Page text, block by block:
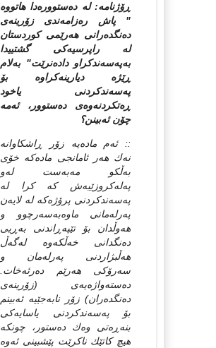
ڕۆژنامه: له‌ ده‌ستووره‌دا هاتووه‌
" پاش ره‌زامه‌ندی‌ زۆرینه‌ی‌
ده‌نگده‌رانی‌ هه‌رێمی‌ كوردستان
له‌ راپرسیه‌كی‌ گشتییدا
به‌په‌سه‌ندكراو داده‌نرێت" به‌لام
ڕێژه‌ دیارینه‌کراوه‌ بۆ
په‌سه‌ندکردنی یاخود
ڕه‌تکردنه‌وه‌ی ده‌ستوور، ئه‌مه‌
چۆن ئه‌بینن؟‌
:: ئه‌م ماده‌یه‌ زۆر ڕاشكاوانه‌
نه‌ك هه‌ر ئامانجی ماده‌كه‌ خۆی
به‌ڵكو مه‌به‌ست له‌و
په‌له‌كروزێیه‌ش كه‌ كرا له‌
په‌سه‌ندكردنی پرۆژه‌كه‌ له‌ لایه‌ن
په‌رله‌مانی ماوه‌به‌سه‌رچوو و
هه‌وڵدان بۆ تێپه‌ڕاندنی به‌ڕیی
ده‌نگدانی خه‌ڵكه‌وه‌ له‌گه‌ڵ
هه‌ڵبژاردنی په‌رله‌مان و
سه‌رۆكی هه‌رێم ده‌رئه‌خات.
ده‌سته‌واژه‌یه‌ی (زۆرینه‌ی‌
ده‌نگده‌ران) زۆر نابه‌جێیه‌ ئه‌بینم
بۆ په‌سه‌ندكردنی یاسایه‌كی
بنه‌ڕه‌تی وه‌ك ده‌ستور، چونكه‌
هیچ كاتێك ناكرێت پێشبینی ئه‌وه‌